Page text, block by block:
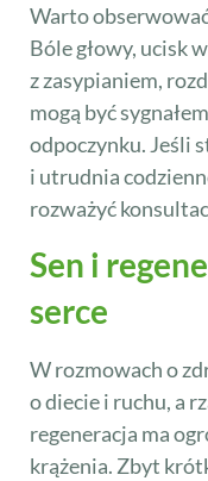
Warto
Bóle głowy, ucisk
z zasypianiem,
mogą być
odpoczynku. Jeśli
i utrudnia
rozważyć
Sen i
serce
W rozmowach o
o diecie i ruchu, a
regeneracja ma
krążenia. Zbyt